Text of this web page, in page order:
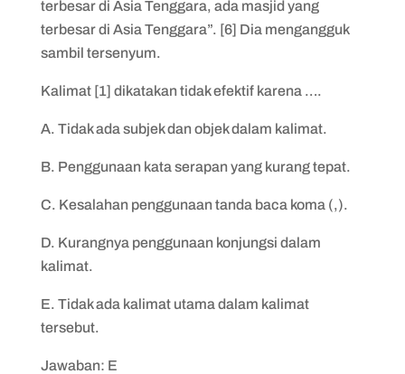
terbesar di Asia Tenggara, ada masjid yang
terbesar di Asia Tenggara”. [6] Dia mengangguk
sambil tersenyum.
Kalimat [1] dikatakan tidak efektif karena ….
A. Tidak ada subjek dan objek dalam kalimat.
B. Penggunaan kata serapan yang kurang tepat.
C. Kesalahan penggunaan tanda baca koma (,).
D. Kurangnya penggunaan konjungsi dalam
kalimat.
E. Tidak ada kalimat utama dalam kalimat
tersebut.
Jawaban: E